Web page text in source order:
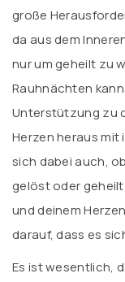
große
da aus dem
nur um geheilt zu
Rauhnächten
Unterstützung zu
Herzen heraus
sich dabei auch,
gelöst oder
und deinem
darauf, dass es
Es ist wesentlich,